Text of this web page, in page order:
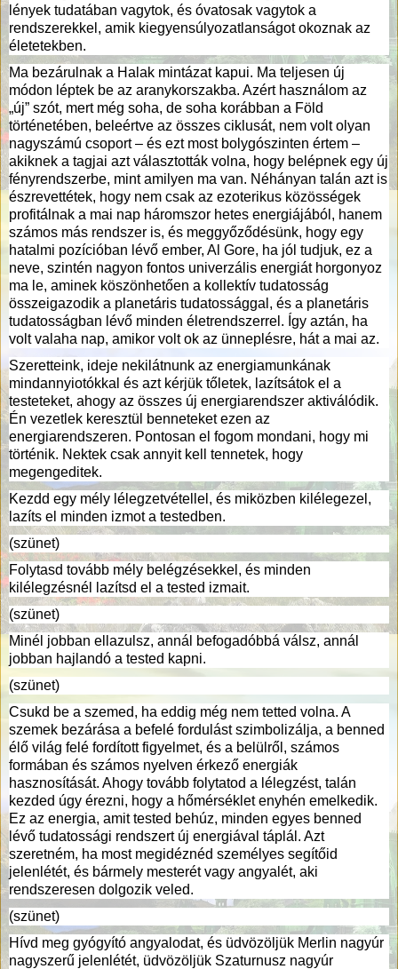
lények tudatában vagytok, és óvatosak vagytok a
rendszerekkel, amik kiegyensúlyozatlanságot okoznak az
életetekben.
Ma bezárulnak a Halak mintázat kapui. Ma teljesen új
módon léptek be az aranykorszakba. Azért használom az
„új” szót, mert még soha, de soha korábban a Föld
történetében, beleértve az összes ciklusát, nem volt olyan
nagyszámú csoport – és ezt most bolygószinten értem –
akiknek a tagjai azt választották volna, hogy belépnek egy új
fényrendszerbe, mint amilyen ma van. Néhányan talán azt is
észrevettétek, hogy nem csak az ezoterikus közösségek
profitálnak a mai nap háromszor hetes energiájából, hanem
számos más rendszer is, és meggyőződésünk, hogy egy
hatalmi pozícióban lévő ember, Al Gore, ha jól tudjuk, ez a
neve, szintén nagyon fontos univerzális energiát horgonyoz
ma le, aminek köszönhetően a kollektív tudatosság
összeigazodik a planetáris tudatossággal, és a planetáris
tudatosságban lévő minden életrendszerrel. Így aztán, ha
volt valaha nap, amikor volt ok az ünneplésre, hát a mai az.
Szeretteink, ideje nekilátnunk az energiamunkának
mindannyiotókkal és azt kérjük tőletek, lazítsátok el a
testeteket, ahogy az összes új energiarendszer aktiválódik.
Én vezetlek keresztül benneteket ezen az
energiarendszeren. Pontosan el fogom mondani, hogy mi
történik. Nektek csak annyit kell tennetek, hogy
megengeditek.
Kezdd egy mély lélegzetvétellel, és miközben kilélegezel,
lazíts el minden izmot a testedben.
(szünet)
Folytasd tovább mély belégzésekkel, és minden
kilélegzésnél lazítsd el a tested izmait.
(szünet)
Minél jobban ellazulsz, annál befogadóbbá válsz, annál
jobban hajlandó a tested kapni.
(szünet)
Csukd be a szemed, ha eddig még nem tetted volna. A
szemek bezárása a befelé fordulást szimbolizálja, a benned
élő világ felé fordított figyelmet, és a belülről, számos
formában és számos nyelven érkező energiák
hasznosítását. Ahogy tovább folytatod a lélegzést, talán
kezded úgy érezni, hogy a hőmérséklet enyhén emelkedik.
Ez az energia, amit tested behúz, minden egyes benned
lévő tudatossági rendszert új energiával táplál. Azt
szeretném, ha most megidéznéd személyes segítőid
jelenlétét, és bármely mesterét vagy angyalét, aki
rendszeresen dolgozik veled.
(szünet)
Hívd meg gyógyító angyalodat, és üdvözöljük Merlin nagyúr
nagyszerű jelenlétét, üdvözöljük Szaturnusz nagyúr